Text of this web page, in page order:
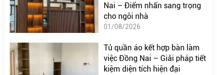
Nai – Điểm nhấn sang trọng
cho ngôi nhà
01/08/2026
Tủ quần áo kết hợp bàn làm
việc Đồng Nai – Giải pháp tiết
kiệm diện tích hiện đại